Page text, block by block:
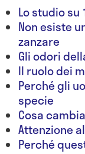
Lo studio su
Non esiste
zanzare
Gli odori
Il ruolo dei
Perché gli
specie
Cosa
Attenzione
Perché